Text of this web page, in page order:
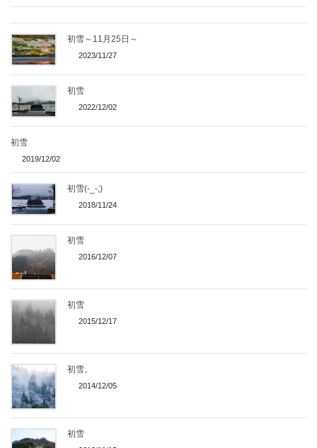
初雪～11月25日～
2023/11/27
初雪
2022/12/02
初雪
2019/12/02
初雪(-_-;)
2018/11/24
初雪
2016/12/07
初雪
2015/12/17
初雪。
2014/12/05
初雪